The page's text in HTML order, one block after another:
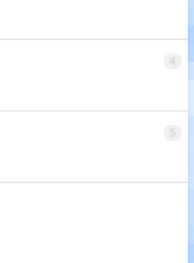
4
5